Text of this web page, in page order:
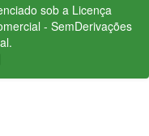
sob a Licença
- SemDerivações